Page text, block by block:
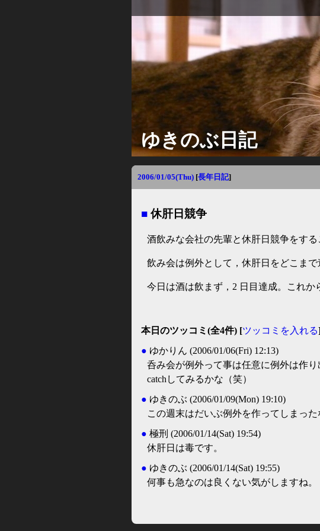
ゆきのぶ日記
2006/01/05(Thu) [長年日記]
■ 休肝日競争
酒飲みな会社の先輩と休肝日競争をする
飲み会は例外として，休肝日をどこまで
今日は酒は飲まず，2 日目達成。これか
本日のツッコミ(全4件) [ツッコミを入れる
● ゆかりん (2006/01/06(Fri) 12:13)
呑み会が例外って事は任意に例外は作り
catchしてみるかな（笑）
● ゆきのぶ (2006/01/09(Mon) 19:10)
この週末はだいぶ例外を作ってしまった
● 極刑 (2006/01/14(Sat) 19:54)
休肝日は毒です。
● ゆきのぶ (2006/01/14(Sat) 19:55)
何事も急なのは良くない気がしますね。